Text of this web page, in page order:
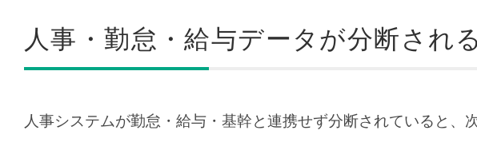
人事・勤怠・給与データが分断され
人事システムが勤怠・給与・基幹と連携せず分断されていると、